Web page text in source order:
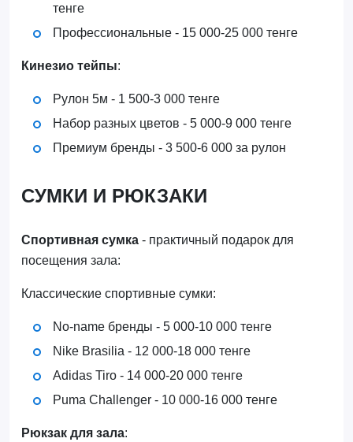
тенге
Профессиональные - 15 000-25 000 тенге
Кинезио тейпы:
Рулон 5м - 1 500-3 000 тенге
Набор разных цветов - 5 000-9 000 тенге
Премиум бренды - 3 500-6 000 за рулон
СУМКИ И РЮКЗАКИ
Спортивная сумка- практичный подарок для
посещения зала:
Классические спортивные сумки:
No-name бренды - 5 000-10 000 тенге
Nike Brasilia - 12 000-18 000 тенге
Adidas Tiro - 14 000-20 000 тенге
Puma Challenger - 10 000-16 000 тенге
Рюкзак для зала: